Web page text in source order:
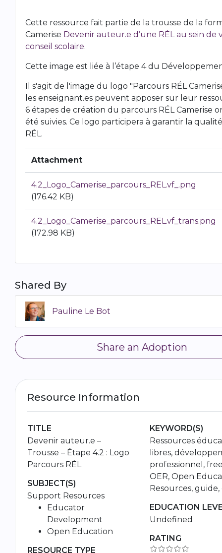
Cette ressource fait partie de la trousse de la
Camerise Devenir auteur.e d’une RÉL au sein de
conseil scolaire.
Cette image est liée à l’étape 4 du
Il s'agit de l'image du logo "Parcours RÉL
les enseignant.es peuvent apposer sur leur
6 étapes de création du parcours RÉL Camerise
été suivies. Ce logo participera à garantir la
RÉL.
Attachment
4.2_Logo_Camerise_parcours_REL.vf_.png
(176.42 KB)
4.2_Logo_Camerise_parcours_REL.vf_trans.png
(172.98 KB)
Shared By
Pauline Le Bot
Share an Adoption
Resource Information
TITLE
Devenir auteur.e –
Trousse – Étape 4.2 : Logo
Parcours RÉL
SUBJECT(S)
Support Resources
Educator
Development
Open Education
RESOURCE TYPE
KEYWORD(S)
Ressources
libres,
professionnel,
OER, Open
Resources,
EDUCATION
Undefined
RATING